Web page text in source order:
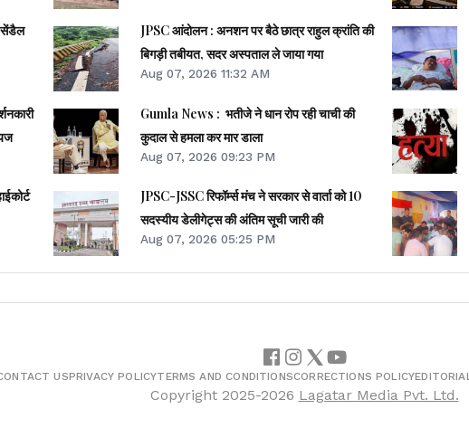
सेंडैल
JPSC आंदोलन : अनशन पर बैठे छात्र राहुल क्रांति की
बिगड़ी तबीयत, सदर अस्पताल ले जाया गया
Aug 07, 2026 11:32 AM
Gumla News : भतीजे ने धान रोप रही चाची की
कुदाल से हमला कर मार डाला
Aug 07, 2026 09:23 PM
JPSC-JSSC रिफॉर्म्स मंच ने सरकार से वार्ता को 10
सदस्यीय डेलीगेट्स की अंतिम सूची जारी की
Aug 07, 2026 05:25 PM
USPRIVACY POLICYTERMS AND CONDITIONSCORRECTIONS POLICY
Copyright 2025-2026 Lagatar Media Pvt. Ltd.